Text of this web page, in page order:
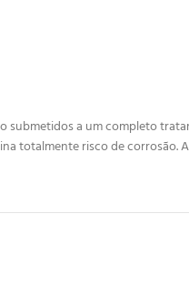
submetidos a um completo
totalmente risco de corrosão.